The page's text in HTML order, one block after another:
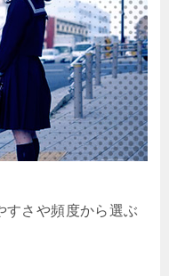
すさや頻度から選ぶ